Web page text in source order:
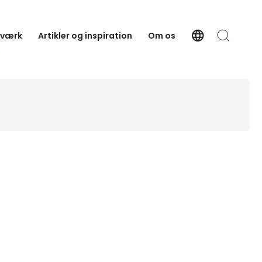
Artikler og inspiration Om os languageLanguage
Søg